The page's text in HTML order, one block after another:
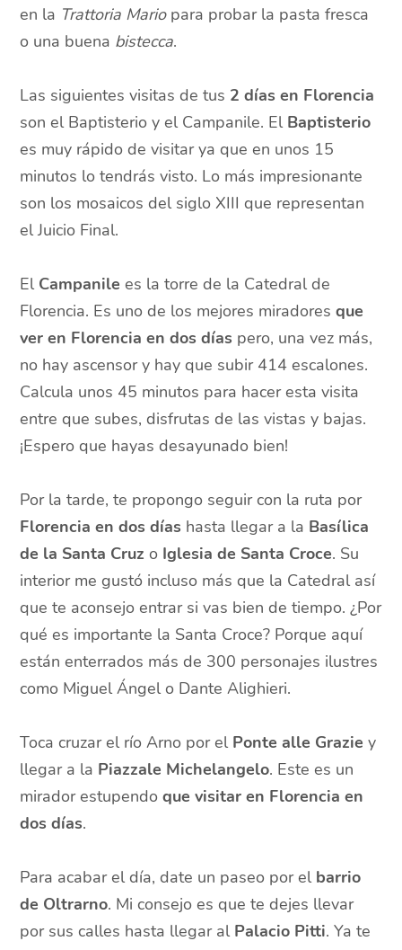
en la Trattoria Mariopara probar la pasta fresca
o una buena bistecca.
Las siguientes visitas de tus 2 días en Florencia
son el Baptisterio y el Campanile. El Baptisterio
es muy rápido de visitar ya que en unos 15
minutos lo tendrás visto. Lo más impresionante
son los mosaicos del siglo XIII que representan
el Juicio Final.
El Campanile es la torre de la Catedral de
Florencia. Es uno de los mejores miradoresque
ver en Florencia en dos días pero, una vez más,
no hay ascensor y hay que subir 414 escalones.
Calcula unos 45 minutos para hacer esta visita
entre que subes, disfrutas de las vistas y bajas.
¡Espero que hayas desayunado bien!
Por la tarde, te propongo seguir con la ruta por
Florencia en dos días hasta llegar a la Basílica
de la Santa Cruzo Iglesia de Santa Croce. Su
interior me gustó incluso más que la Catedral así
que te aconsejo entrar si vas bien de tiempo. ¿Por
qué es importante la Santa Croce? Porque aquí
están enterrados más de 300 personajes ilustres
como Miguel Ángel o Dante Alighieri.
Toca cruzar el río Arno por el Ponte alle Grazie y
llegar a la Piazzale Michelangelo. Este es un
mirador estupendoque visitar en Florencia en
dos días.
Para acabar el día, date un paseo por el barrio
de Oltrarno. Mi consejo es que te dejes llevar
por sus calles hasta llegar al Palacio Pitti. Ya te